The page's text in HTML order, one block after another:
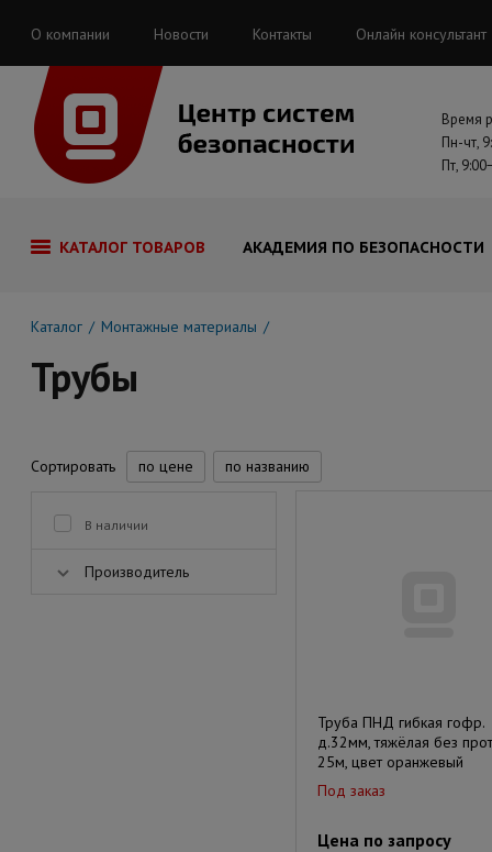
О компании Новости Контакты Онлайн консультант
Время
Пн-чт,
Пт,
КАТАЛОГ ТОВАРОВ АКАДЕМИЯ ПО БЕЗОПАСНОСТИ
Каталог Монтажные материалы
Трубы
Сортировать по цене по названию
В наличии
Производитель
Труба ПНД гибкая гофр.
д.32мм, тяжёлая без
25м, цвет оранжевый
Под заказ
Цена по запросу